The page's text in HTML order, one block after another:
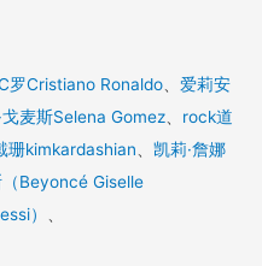
罗Cristiano Ronaldo 、爱莉安
戈麦斯Selena Gomez
rock道
珊kimkardashian 、凯莉·詹娜
（Beyoncé Giselle
）